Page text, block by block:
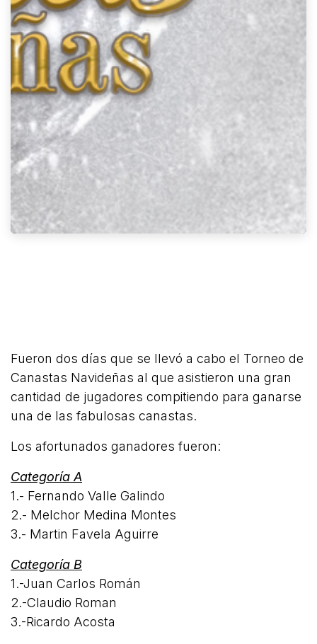
Fueron dos días que se llevó a cabo el Torneo de
Canastas Navideñas al que asistieron una gran
cantidad de jugadores compitiendo para ganarse
una de las fabulosas canastas.
Los afortunados ganadores fueron:
Categoría A
1.- Fernando Valle Galindo
2.- Melchor Medina Montes
3.- Martin Favela Aguirre
Categoría B
1.-Juan Carlos Román
2.-Claudio Roman
3.-Ricardo Acosta